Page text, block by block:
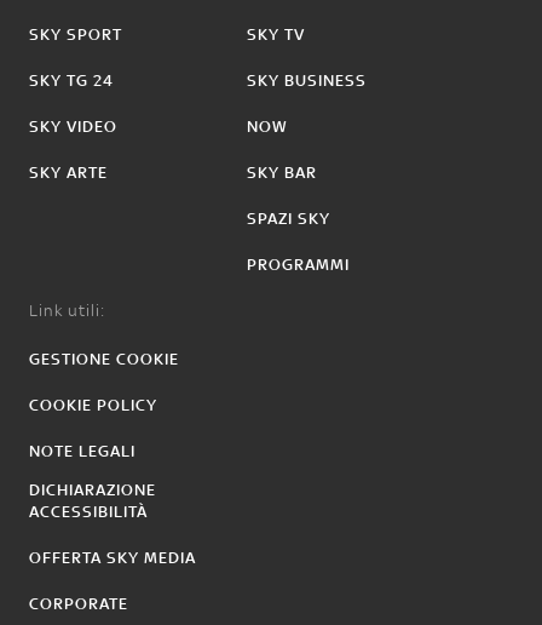
SKY SPORT
SKY TG 24
SKY VIDEO
SKY ARTE
SKY TV
SKY BUSINESS
NOW
SKY BAR
SPAZI SKY
PROGRAMMI
Link utili:
GESTIONE COOKIE
COOKIE POLICY
NOTE LEGALI
DICHIARAZIONE
ACCESSIBILITÀ
OFFERTA SKY MEDIA
CORPORATE